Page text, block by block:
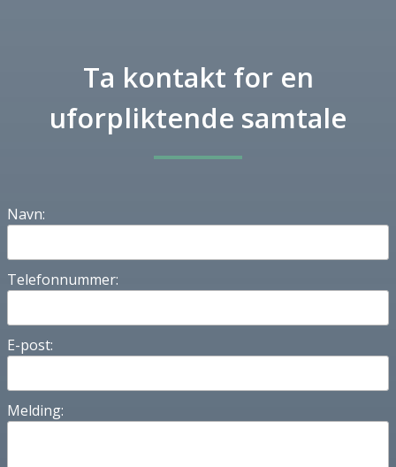
Ta kontakt for en
uforpliktende samtale
Navn:
Telefonnummer:
E-post:
Melding: